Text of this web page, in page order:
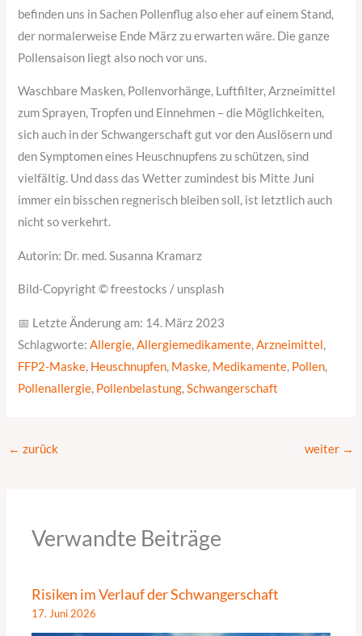
befinden uns in Sachen Pollenflug also eher auf einem Stand,
der normalerweise Ende März zu erwarten wäre. Die ganze
Pollensaison liegt also noch vor uns.
Waschbare Masken, Pollenvorhänge, Luftfilter, Arzneimittel
zum Sprayen, Tropfen und Einnehmen – die Möglichkeiten,
sich auch in der Schwangerschaft gut vor den Auslösern und
den Symptomen eines Heuschnupfens zu schützen, sind
vielfältig. Und dass das Wetter zumindest bis Mitte Juni
immer ein bisschen regnerisch bleiben soll, ist letztlich auch
nicht so verkehrt.
Autorin: Dr. med. Susanna Kramarz
Bild-Copyright © freestocks / unsplash
📅 Letzte Änderung am: 14. März 2023
Schlagworte:Allergie,Allergiemedikamente,Arzneimittel,
FFP2-Maske, Heuschnupfen, Maske, Medikamente, Pollen,
Pollenallergie, Pollenbelastung,Schwangerschaft
← zurück weiter →
Verwandte Beiträge
Risiken im Verlauf der Schwangerschaft
17. Juni 2026